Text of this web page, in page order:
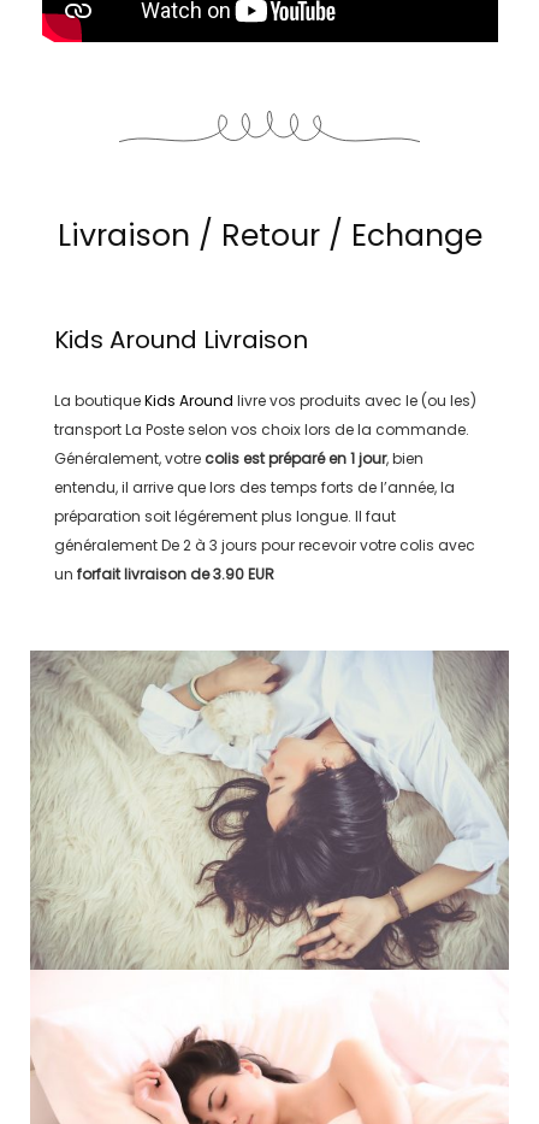
Livraison / Retour / Echange
Kids Around Livraison
La boutiqueKids Around livre vos produits avec le (ou les)
transportLa Posteselon vos choix lors de la commande.
Généralement, votre colis est préparé en1 jour, bien
entendu, il arrive que lors des temps forts de l’année, la
préparation soit légérement plus longue. Il faut
généralementDe 2 à 3 jours pour recevoir votre colis avec
un forfait livraison de3.90 EUR